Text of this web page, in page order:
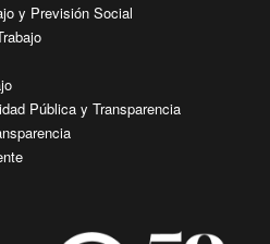
y Previsión Social
Pública y Transparencia